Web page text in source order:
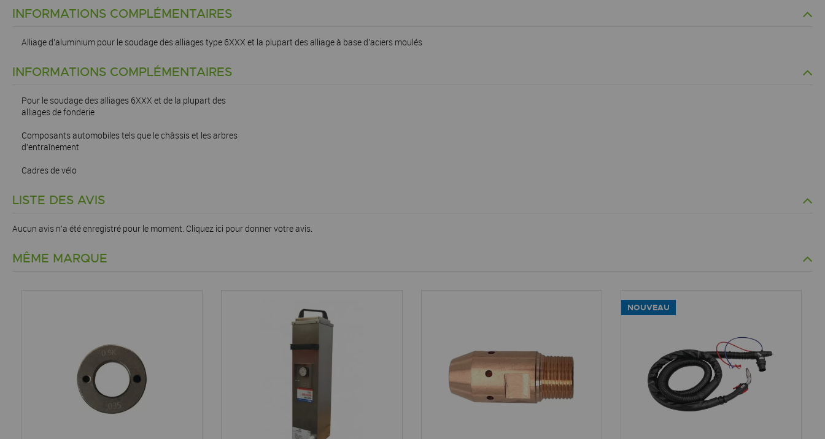
INFORMATIONS COMPLÉMENTAIRES
Alliage d'aluminium pour le soudage des alliages type 6XXX et la plupart des alliage à base d'aciers moulés
INFORMATIONS COMPLÉMENTAIRES
Pour le soudage des alliages 6XXX et de la plupart des
alliages de fonderie
Composants automobiles tels que le châssis et les arbres
d’entraînement
Cadres de vélo
LISTE DES AVIS
Aucun avis n'a été enregistré pour le moment. Cliquez ici pour donner votre avis.
MÊME MARQUE
NOUVEAU